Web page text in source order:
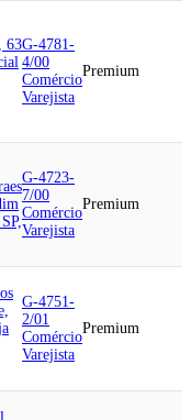
63G-4781-
4/00
Comércio
Varejista
Premium
G-4723-
7/00
Comércio
Varejista
Premium
G-4751-
2/01
Comércio
Varejista
Premium